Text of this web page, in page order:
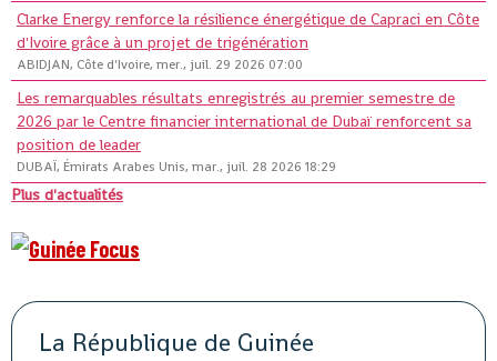
Clarke Energy renforce la résilience énergétique de Capraci en Côte
d'Ivoire grâce à un projet de trigénération
ABIDJAN, Côte d'Ivoire, mer., juil. 29 2026 07:00
Les remarquables résultats enregistrés au premier semestre de
2026 par le Centre financier international de Dubaï renforcent sa
position de leader
DUBAÏ, Émirats Arabes Unis, mar., juil. 28 2026 18:29
Plus d'actualités
La République de Guinée